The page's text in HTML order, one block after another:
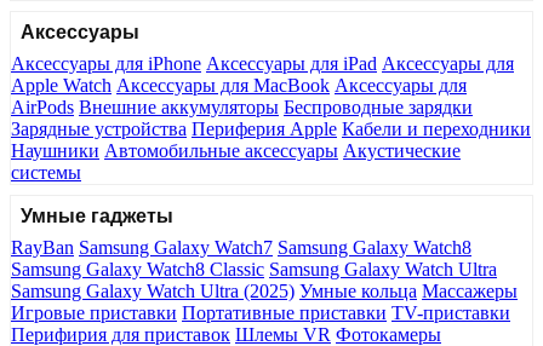
Аксессуары
Аксессуары для iPhone Аксессуары для iPad Аксессуары для
Apple Watch Аксессуары для MacBook Аксессуары для
AirPods Внешние аккумуляторы Беспроводные зарядки
Зарядные устройства Периферия Apple Кабели и переходники
Наушники Автомобильные аксессуары Акустические
системы
Умные гаджеты
RayBan Samsung Galaxy Watch7 Samsung Galaxy Watch8
Samsung Galaxy Watch8 Classic Samsung Galaxy Watch Ultra
Samsung Galaxy Watch Ultra (2025) Умные кольца Массажеры
Игровые приставки Портативные приставки TV-приставки
Перифирия для приставок Шлемы VR Фотокамеры